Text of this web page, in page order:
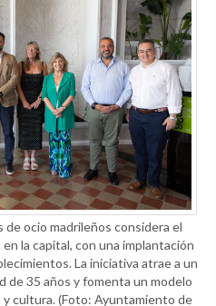
de ocio madrileños considera el
la capital, con una implantación
La iniciativa atrae a un
de 35 años y fomenta un modelo
y cultura.(Foto: Ayuntamiento de